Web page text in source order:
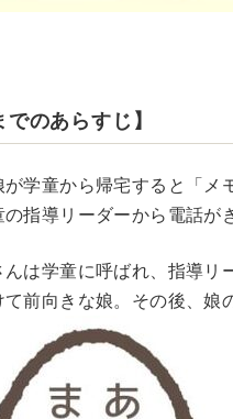
でのあらすじ】
学童から帰宅すると「メ
指導リーダーから電話が
は学童に呼ばれ、指導リ
前向きな娘。その後、娘